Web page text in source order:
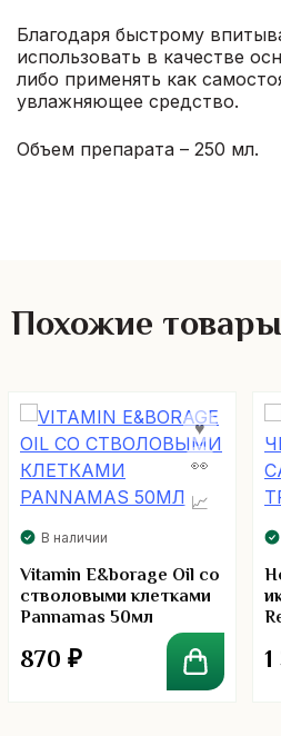
Благодаря быстрому
использовать в качестве
либо применять как
увлажняющее средство.
Объем препарата – 250 мл.
Похожие товары
В наличии
Vitamin E&borage Oil со
стволовыми клетками
Pannamas 50мл
870 ₽